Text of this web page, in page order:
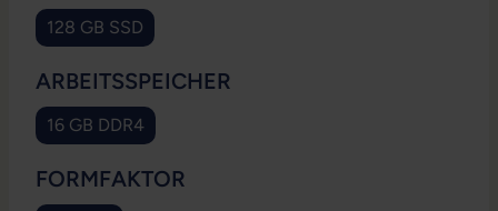
128 GB SSD
ARBEITSSPEICHER
16 GB DDR4
FORMFAKTOR